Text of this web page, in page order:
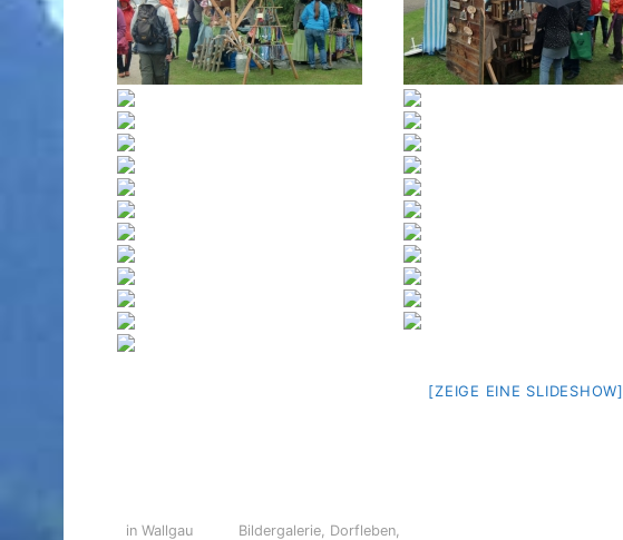
[ZEIGE EINE SLIDESHOW]
in Wallgau Bildergalerie, Dorfleben,